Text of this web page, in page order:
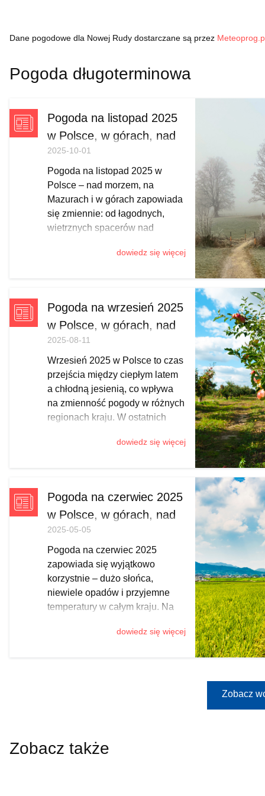
Dane pogodowe dla Nowej Rudy dostarczane są przez
Pogoda długoterminowa
Pogoda na listopad 2025
w Polsce, w górach, nad
morzem
2025-10-01
Pogoda na listopad 2025 w
Polsce – nad morzem, na
Mazurach i w górach zapowiada
się zmiennie: od łagodnych,
wietrznych spacerów nad
słoneczne Mazury i pierwsze
Karkonoszach i Beskidach.
Sprawdź, kiedy trafić na
przejaśnienia, gdzie spodziewać
się śliskich szlaków i jak
zaplanować jesienny wypad z
odpowiednim ekwipunkiem.
dowiedz się więcej
Pogoda na wrzesień 2025
w Polsce, w górach, nad
morzem
2025-08-11
Wrzesień 2025 w Polsce to czas
przejścia między ciepłym latem
a chłodną jesienią, co wpływa
na zmienność pogody w różnych
regionach kraju. W ostatnich
ciepły. A jak będzie w tym roku?
dowiedz się więcej
Pogoda na czerwiec 2025
w Polsce, w górach, nad
morzem
2025-05-05
Pogoda na czerwiec 2025
zapowiada się wyjątkowo
korzystnie – dużo słońca,
niewiele opadów i przyjemne
temperatury w całym kraju. Na
synoptyków, przygotowaliśmy
dowiedz się więcej
Zobacz
Zobacz także